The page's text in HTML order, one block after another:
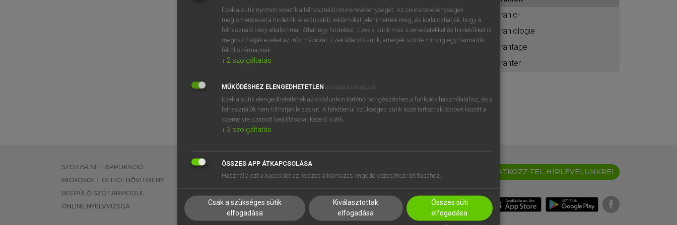
BELÉPÉS
próbaverziójának elindításához
regisztrálok ésbelépek.
REGISZTRÁCIÓ
cranio-
craniologie
crantage
cranter
SZOTAR.NET APPLIKÁCIÓ
MICROSOFT OFFICE BŐVÍTMÉNY
BEÉPÜLŐ SZÓTÁRMODUL
ONLINE NYELVVIZSGA
EGYÉNI FELHASZNÁLÓKNAK
TANULÓKNAK
VÁLLALATI MEGOLDÁSOK
SÚGÓ
RÓLUNK
SÜTI BEÁLLÍTÁSOK
IRATKOZZ FEL HÍRLEVELÜNKRE!
Ezek a sütik nyomon követik a felhasználó online tevékenységét. Az online tevékenységek
megismerésével a hirdetők relevánsabb reklámokat jeleníthetnek meg, és korlátozhatják, hogy a
felhasználó hány alkalommal láthat egy hirdetést. Ezek a sütik más szervezetekkel és hirdetőkkel is
megoszthatják ezeket az információkat. Ezek állandó sütik, amelyek szinte mindig egy harmadik
féltől származnak.
↓ 2 szolgáltatás
MŰKÖDÉSHEZ ELENGEDHETETLEN (mindig szükséges)
Ezek a sütik elengedhetetlenek az oldalunkon történő böngészéshez,a funkciók használatához, és a
felhasználók nem tilthatják le azokat. A feltétlenül szükséges sütik közé tartoznak többek között a
személyre szabott beállításokat kezelő sütik.
↓ 3 szolgáltatás
ÖSSZES APP ÁTKAPCSOLÁSA
Használja ezt a kapcsolót az összes alkalmazás engedélyezéséhez/letiltásához.
Csak a szükséges sütik
elfogadása
Kiválasztottak
elfogadása
Összes süti
elfogadása